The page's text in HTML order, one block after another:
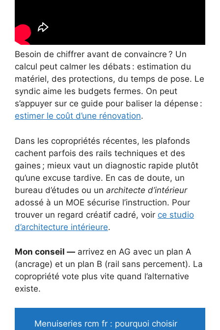
Besoin de chiffrer avant de convaincre ? Un
calcul peut calmer les débats : estimation du
matériel, des protections, du temps de pose. Le
syndic aime les budgets fermes. On peut
s’appuyer sur ce guide pour baliser la dépense :
estimer le coût d’une rénovation.
Dans les copropriétés récentes, les plafonds
cachent parfois des rails techniques et des
gaines ; mieux vaut un diagnostic rapide plutôt
qu’une excuse tardive. En cas de doute, un
bureau d’études ou un architecte d’intérieur
adossé à un MOE sécurise l’instruction. Pour
trouver un regard créatif cadré, voir ce studio
d’architecture intérieure.
Mon conseil — arrivez en AG avec un plan A
(ancrage) et un plan B (rail sans percement). La
copropriété vote plus vite quand l’alternative
existe.
Menuiseries rcm fr : pourquoi choisir